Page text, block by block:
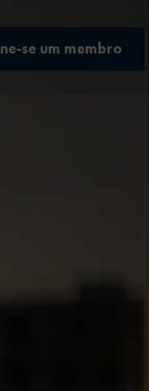
se um membro